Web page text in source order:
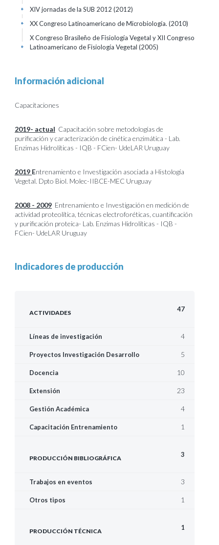
XIV jornadas de la SUB 2012 (2012)
+
XX Congreso Latinoamericano de Microbiología. (2010)
+
X Congreso Brasileño de Fisiología Vegetal y XII Congreso
Latinoamericano de Fisiología Vegetal (2005)
+
Información adicional
Capacitaciones
2019- actual Capacitación sobre metodologías de
purificación y caracterización de cinética enzimática - Lab.
Enzimas Hidrolíticas - IQB - FCien- UdeLAR Uruguay
2019 Entrenamiento e Investigación asociada a Histología
Vegetal. Dpto Biol. Molec-IIBCE-MEC Uruguay
2008 - 2009 Entrenamiento e Investigación en medición de
actividad proteolítica, técnicas electroforéticas, cuantificación
y purificación proteica- Lab. Enzimas Hidrolíticas - IQB -
FCien- UdeLAR Uruguay
Indicadores de producción
ACTIVIDADES 47
Líneas de investigación 4
Proyectos Investigación Desarrollo 5
Docencia 10
Extensión 23
Gestión Académica 4
Capacitación Entrenamiento 1
PRODUCCIÓN BIBLIOGRÁFICA 3
Trabajos en eventos 3
Otros tipos 1
PRODUCCIÓN TÉCNICA 1